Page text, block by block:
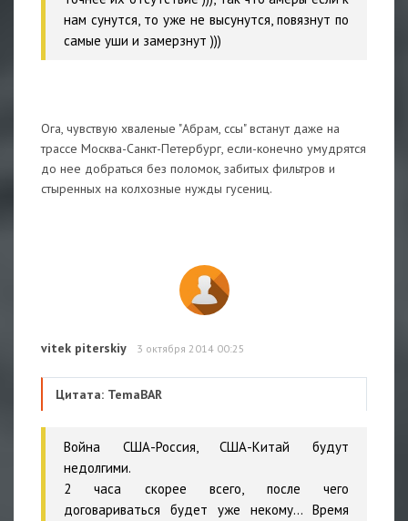
нам сунутся, то уже не высунутся, повязнут по
самые уши и замерзнут )))
Ога, чувствую хваленые "Абрам, ссы" встанут даже на
трассе Москва-Санкт-Петербург, если-конечно умудрятся
до нее добраться без поломок, забитых фильтров и
стыренных на колхозные нужды гусениц.
vitek piterskiy 3 октября 2014 00:25
Цитата: TemaBAR
Война США-Россия, США-Китай будут
недолгими.
2 часа скорее всего, после чего
договариваться будет уже некому... Время